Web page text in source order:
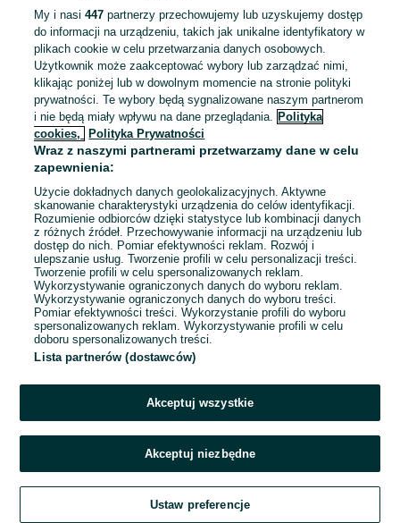
Wybierz kategorię
ZNALEŹLIŚMY 1
OGŁOSZENIE
Sortowanie Opcje przeglądania
Atrakcyjne mieszkanie tuż
przy Starówce! Winda!
2 000 zł
Toruń
30 lipca 2026
30 m²
Zadzwoń / SMS
My i nasi447 partnerzy przechowujemy lub uzyskujemy dostęp
do informacji na urządzeniu, takich jak unikalne identyfikatory w
plikach cookie w celu przetwarzania danych osobowych.
Użytkownik może zaakceptować wybory lub zarządzać nimi,
klikając poniżej lub w dowolnym momencie na stronie polityki
prywatności. Te wybory będą sygnalizowane naszym partnerom
i nie będą miały wpływu na dane przeglądania. Polityka
cookies,
Polityka Prywatności
Wraz z naszymi partnerami przetwarzamy dane w celu
zapewnienia:
Użycie dokładnych danych geolokalizacyjnych. Aktywne
skanowanie charakterystyki urządzenia do celów identyfikacji.
Rozumienie odbiorców dzięki statystyce lub kombinacji danych
z różnych źródeł. Przechowywanie informacji na urządzeniu lub
dostęp do nich. Pomiar efektywności reklam. Rozwój i
ulepszanie usług. Tworzenie profili w celu personalizacji treści.
Tworzenie profili w celu spersonalizowanych reklam.
Wykorzystywanie ograniczonych danych do wyboru reklam.
Wykorzystywanie ograniczonych danych do wyboru treści.
Pomiar efektywności treści. Wykorzystanie profili do wyboru
spersonalizowanych reklam. Wykorzystywanie profili w celu
doboru spersonalizowanych treści.
Lista partnerów (dostawców)
Akceptuj wszystkie
Akceptuj niezbędne
Ustaw preferencje